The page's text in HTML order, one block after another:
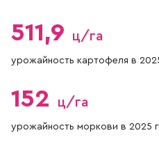
511,9 ц/га
урожайность картофеля в
152 ц/га
урожайность моркови в 2025